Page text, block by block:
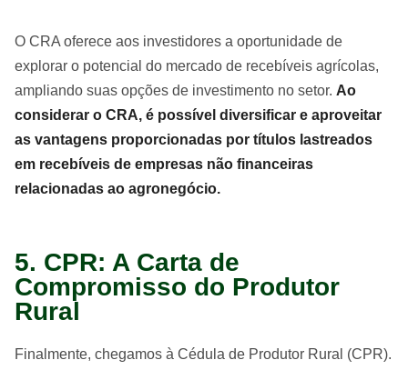
O CRA oferece aos investidores a oportunidade de
explorar o potencial do mercado de recebíveis agrícolas,
ampliando suas opções de investimento no setor. Ao
considerar o CRA, é possível diversificar e aproveitar
as vantagens proporcionadas por títulos lastreados
em recebíveis de empresas não financeiras
relacionadas ao agronegócio.
5. CPR: A Carta de
Compromisso do Produtor
Rural
Finalmente, chegamos à Cédula de Produtor Rural (CPR).